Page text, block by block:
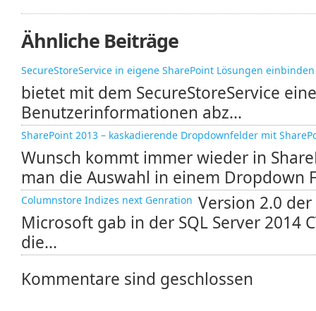
Ähnliche Beiträge
SecureStoreService in eigene SharePoint Lösungen einbinden
bietet mit dem SecureStoreService
Benutzerinformationen abz...
SharePoint 2013 – kaskadierende Dropdownfelder mit
Wunsch kommt immer wieder in
man die Auswahl in einem Dropdown
Columnstore Indizes next Genration Version 2.0
Microsoft gab in der SQL Server 2014
die...
Kommentare sind geschlossen